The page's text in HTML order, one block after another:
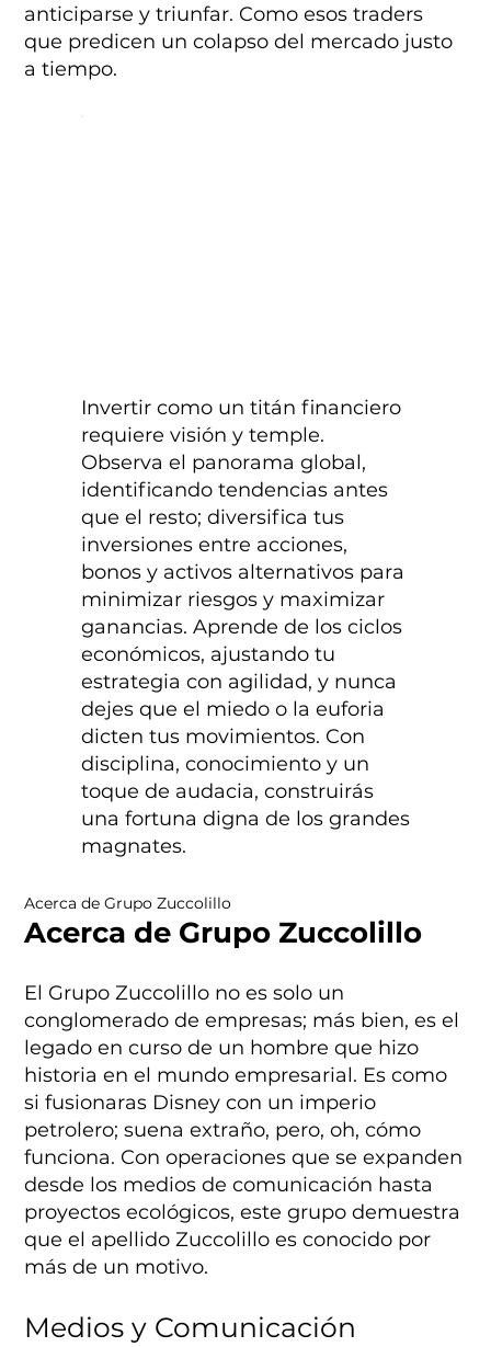
Acerca de Grupo Zuccolillo
Acerca de Grupo Zuccolillo
El Grupo Zuccolillo no es solo un
conglomerado de empresas; más bien, es el
legado en curso de un hombre que hizo
historia en el mundo empresarial. Es como
si fusionaras Disney con un imperio
petrolero; suena extraño, pero, oh, cómo
funciona. Con operaciones que se expanden
desde los medios de comunicación hasta
proyectos ecológicos, este grupo demuestra
que el apellido Zuccolillo es conocido por
más de un motivo.
Medios y Comunicación
Invertir como un titán financiero
requiere visión y temple.
Observa el panorama global,
identificando tendencias antes
que el resto; diversifica tus
inversiones entre acciones,
bonos y activos alternativos para
minimizar riesgos y maximizar
ganancias. Aprende de los ciclos
económicos, ajustando tu
estrategia con agilidad, y nunca
dejes que el miedo o la euforia
dicten tus movimientos. Con
disciplina, conocimiento y un
toque de audacia, construirás
una fortuna digna de los grandes
magnates.
anticiparse y triunfar. Como esos traders
que predicen un colapso del mercado justo
a tiempo.